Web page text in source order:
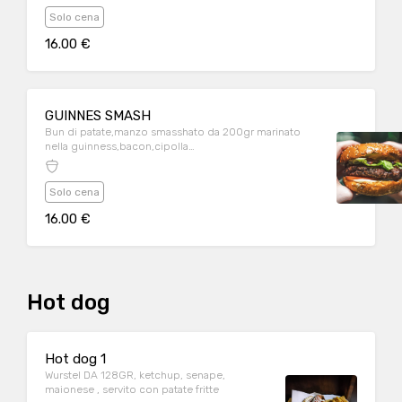
Solo cena
16.00 €
GUINNES SMASH
Bun di patate,manzo smasshato da 200gr marinato
nella guinness,bacon,cipolla
croccante,fontina,cheddar,insalata,pomodoro,ketchup,
servito con patatine fritte.
Solo cena
16.00 €
Hot dog
Hot dog 1
Wurstel DA 128GR, ketchup, senape,
maionese , servito con patate fritte